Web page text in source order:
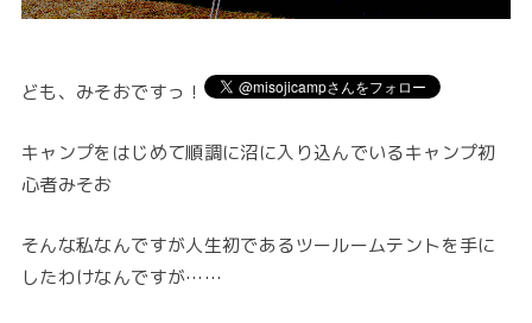
ども、みそおですっ！
キャンプをはじめて順調に沼に入り込んでいるキャンプ初
心者みそお
そんな私なんですが人生初であるツールームテントを手に
したわけなんですが……